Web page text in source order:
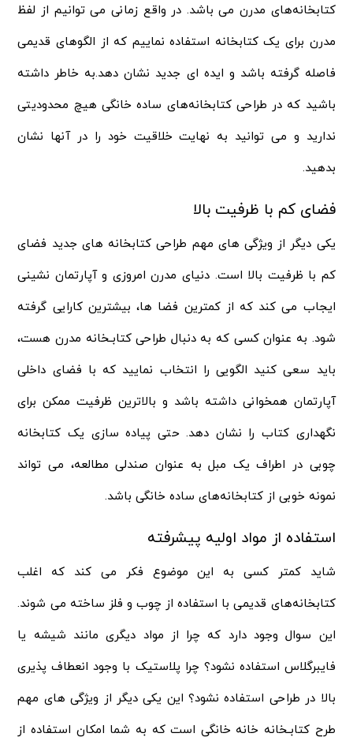
کتابخانه‌های مدرن می باشد. در واقع زمانی می‌ توانیم از لفظ
مدرن برای یک کتابخانه استفاده نماییم که از الگوهای قدیمی
فاصله گرفته باشد و ایده ای جدید نشان دهد.به خاطر داشته
باشید که در طراحی کتابخانه‌های ساده خانگی هیچ محدودیتی
ندارید و می توانید به نهایت خلاقیت خود را در آنها نشان
بدهید.
فضای کم با ظرفیت بالا
یکی دیگر از ویژگی های مهم طراحی کتابخانه های جدید فضای
کم با ظرفیت بالا است. دنیای مدرن امروزی و آپارتمان نشینی
ایجاب می کند که از کمترین فضا ها، بیشترین کارایی گرفته
شود. به عنوان کسی که به دنبال طراحی کتابـخانه مدرن هست،
باید سعی کنید الگویی را انتخاب نمایید که با فضای داخلی
آپارتمان همخوانی داشته باشد و بالاترین ظرفیت ممکن برای
نگهداری کتاب را نشان دهد. حتی پیاده سازی یک کتابخانه
چوبی در اطراف یک مبل به عنوان صندلی مطالعه، می تواند
نمونه خوبی از کتابخانه‌های ساده خانگی باشد.
استفاده از مواد اولیه پیشرفته
شاید کمتر کسی به این موضوع فکر می کند که اغلب
کتابخانه‌های قدیمی با استفاده از چوب و فلز ساخته می شوند.
این سوال وجود دارد که چرا از مواد دیگری مانند شیشه یا
فایبرگلاس استفاده نشود؟ چرا پلاستیک با وجود انعطاف پذیری
بالا در طراحی استفاده نشود؟ این یکی دیگر از ویژگی های مهم
طرح کتابـخانه خانه خانگی است که به شما امکان استفاده از